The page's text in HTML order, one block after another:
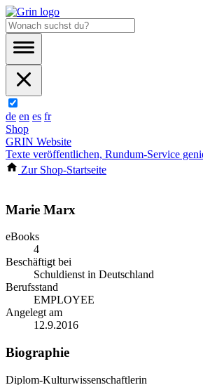
de en es fr
Shop
GRIN Website
Texte veröffentlichen, Rundum-Service
Zur Shop-Startseite
Marie Marx
eBooks
4
Beschäftigt bei
Schuldienst in Deutschland
Berufsstand
EMPLOYEE
Angelegt am
12.9.2016
Biographie
Diplom-Kulturwissenschaftlerin